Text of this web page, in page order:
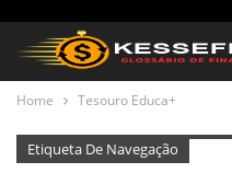
Home Tesouro Educa+
Etiqueta De Navegação